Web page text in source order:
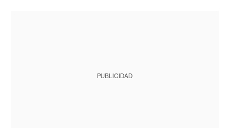
PUBLICIDAD